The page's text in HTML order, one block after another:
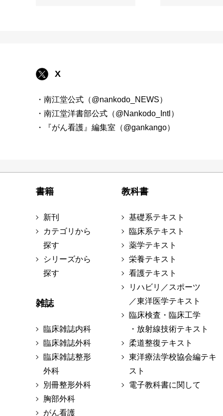
X
・南江堂公式（@nankodo_NEWS）
・南江堂洋書部公式（@Nankodo_Intl）
・『がん看護』編集室（@gankango）
書籍
新刊
カテゴリから
探す
シリーズから
探す
雑誌
臨床雑誌内科
臨床雑誌外科
臨床雑誌整形
外科
別冊整形外科
胸部外科
がん看護
教科書
基礎系テキスト
臨床系テキスト
薬学テキスト
栄養テキスト
看護テキスト
リハビリ／スポーツ
／東洋医学テキスト
臨床検査・臨床工学
・放射線技術テキスト
柔道整復テキスト
東洋療法学校協会編テキ
スト
電子教科書に関して